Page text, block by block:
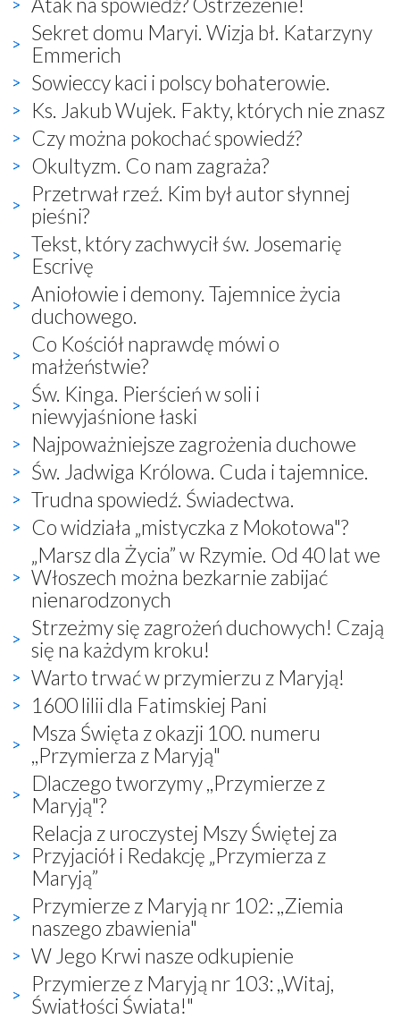
Sekret domu Maryi. Wizja bł. Katarzyny
Emmerich
Sowieccy kaci i polscy bohaterowie.
Ks. Jakub Wujek. Fakty, których nie znasz
Czy można pokochać spowiedź?
Okultyzm. Co nam zagraża?
Przetrwał rzeź. Kim był autor słynnej
pieśni?
Tekst, który zachwycił św. Josemarię
Escrivę
Aniołowie i demony. Tajemnice życia
duchowego.
Co Kościół naprawdę mówi o
małżeństwie?
Św. Kinga. Pierścień w soli i
niewyjaśnione łaski
Najpoważniejsze zagrożenia duchowe
Św. Jadwiga Królowa. Cuda i tajemnice.
Trudna spowiedź. Świadectwa.
Co widziała „mistyczka z Mokotowa"?
„Marsz dla Życia” w Rzymie. Od 40 lat we
Włoszech można bezkarnie zabijać
nienarodzonych
Strzeżmy się zagrożeń duchowych! Czają
się na każdym kroku!
Warto trwać w przymierzu z Maryją!
1600 lilii dla Fatimskiej Pani
Msza Święta z okazji 100. numeru
,,Przymierza z Maryją"
Dlaczego tworzymy ,,Przymierze z
Maryją"?
Relacja z uroczystej Mszy Świętej za
Przyjaciół i Redakcję „Przymierza z
Maryją”
Przymierze z Maryją nr 102: ,,Ziemia
naszego zbawienia"
W Jego Krwi nasze odkupienie
Przymierze z Maryją nr 103: ,,Witaj,
Światłości Świata!"